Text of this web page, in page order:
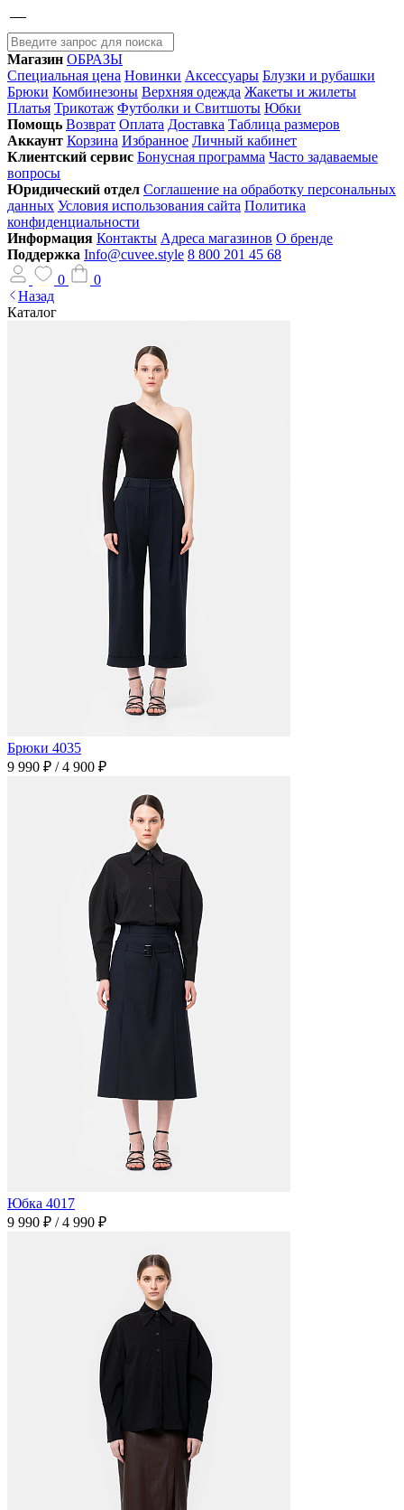
Магазин ОБРАЗЫ
Специальная цена Новинки Аксессуары Блузки и рубашки
Брюки Комбинезоны Верхняя одежда Жакеты и жилеты
Платья Трикотаж Футболки и Свитшоты Юбки
Помощь Возврат Оплата Доставка Таблица размеров
Аккаунт Корзина Избранное Личный кабинет
Клиентский сервис Бонусная программа Часто задаваемые
вопросы
Юридический отдел Соглашение на обработку персональных
данных Условия использования сайта Политика
конфиденциальности
Информация Контакты Адреса магазинов О бренде
Поддержка Info@cuvee.style 8 800 201 45 68
0
0
Назад
Каталог
Брюки 4035
9 990 ₽ /4 900 ₽
Юбка 4017
9 990 ₽ /4 990 ₽